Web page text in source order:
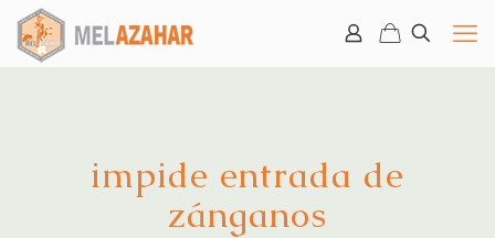
impide entrada de
zánganos